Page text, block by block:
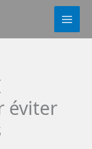
éviter